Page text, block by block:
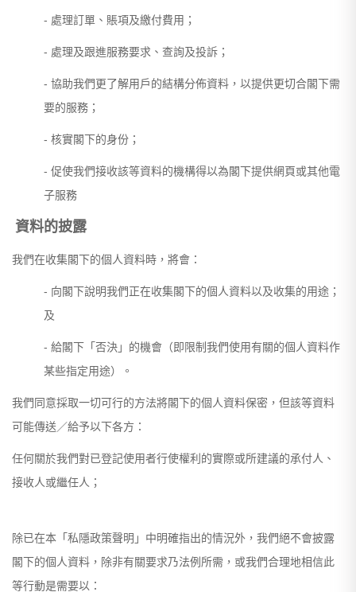
- 處理訂單、賬項及繳付費用；
- 處理及跟進服務要求、查詢及投訴；
- 協助我們更了解用戶的結構分佈資料，以提供更切合閣下需
要的服務；
- 核實閣下的身份；
- 促使我們接收該等資料的機構得以為閣下提供網頁或其他電
子服務
資料的披露
我們在收集閣下的個人資料時，將會：
- 向閣下說明我們正在收集閣下的個人資料以及收集的用途；
及
- 給閣下「否決」的機會（即限制我們使用有關的個人資料作
某些指定用途）。
我們同意採取一切可行的方法將閣下的個人資料保密，但該等資料
可能傳送／給予以下各方：
任何關於我們對已登記使用者行使權利的實際或所建議的承付人、
接收人或繼任人；
除已在本「私隱政策聲明」中明確指出的情況外，我們絕不會披露
閣下的個人資料，除非有關要求乃法例所需，或我們合理地相信此
等行動是需要以：